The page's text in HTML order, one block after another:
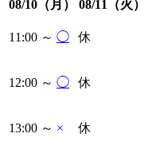
08/10（月） 08/11（火）
11:00 ～ ◯ 休
12:00 ～ ◯ 休
13:00 ～ × 休